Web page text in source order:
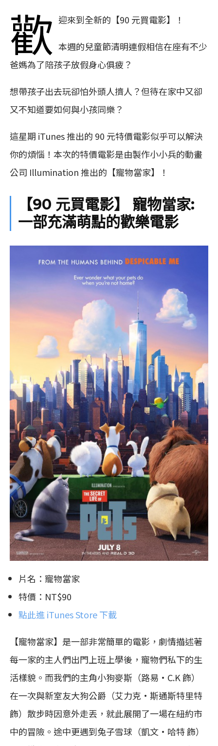
歡 迎來到全新的【90 元買電影】！
本週的兒童節清明連假相信在座有不少
爸媽為了陪孩子放假身心俱疲？
想帶孩子出去玩卻怕外頭人擠人？但待在家中又卻
又不知道要如何與小孩同樂？
這星期 iTunes 推出的 90 元特價電影似乎可以解決
你的煩惱！本次的特價電影是由製作小小兵的動畫
公司 Illumination 推出的【寵物當家】！
【90 元買電影】 寵物當家:
一部充滿萌點的歡樂電影
片名：寵物當家
特價：NT$90
點此進 iTunes Store 下載
【寵物當家】是一部非常簡單的電影，劇情描述著
每一家的主人們出門上班上學後，寵物們私下的生
活樣貌。而我們的主角小狗麥斯（路易·C.K 飾）
在一次與新室友大狗公爵（艾力克·斯通斯特里特
飾）散步時因意外走丟，就此展開了一場在紐約市
中的冒險。途中更遇到兔子雪球（凱文·哈特 飾）